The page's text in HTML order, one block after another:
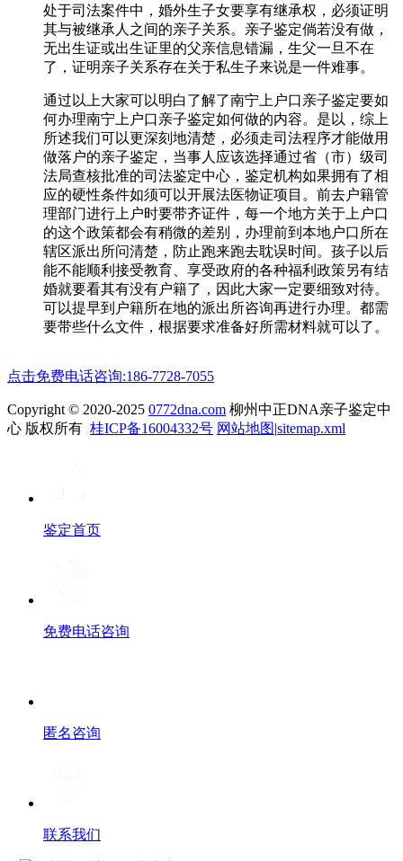
处于司法案件中，婚外生子女要享有继承权，必须证明
其与被继承人之间的亲子关系。亲子鉴定倘若没有做，
无出生证或出生证里的父亲信息错漏，生父一旦不在
了，证明亲子关系存在关于私生子来说是一件难事。
通过以上大家可以明白了解了南宁上户口亲子鉴定要如
何办理南宁上户口亲子鉴定如何做的内容。是以，综上
所述我们可以更深刻地清楚，必须走司法程序才能做用
做落户的亲子鉴定，当事人应该选择通过省（市）级司
法局查核批准的司法鉴定中心，鉴定机构如果拥有了相
应的硬性条件如须可以开展法医物证项目。前去户籍管
理部门进行上户时要带齐证件，每一个地方关于上户口
的这个政策都会有稍微的差别，办理前到本地户口所在
辖区派出所问清楚，防止跑来跑去耽误时间。孩子以后
能不能顺利接受教育、享受政府的各种福利政策另有结
婚就要看其有没有户籍了，因此大家一定要细致对待。
可以提早到户籍所在地的派出所咨询再进行办理。都需
要带些什么文件，根据要求准备好所需材料就可以了。
点击免费电话咨询:186-7728-7055
Copyright © 2020-2025 0772dna.com 柳州中正DNA亲子鉴定中
心 版权所有 桂ICP备16004332号 网站地图|sitemap.xml
鉴定首页
免费电话咨询
匿名咨询
联系我们